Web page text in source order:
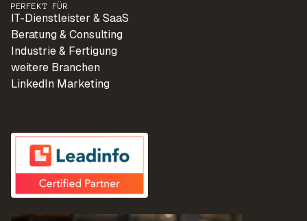
PERFEKT FÜR
IT-Dienstleister & SaaS
Beratung & Consulting
Industrie & Fertigung
weitere Branchen
LinkedIn Marketing